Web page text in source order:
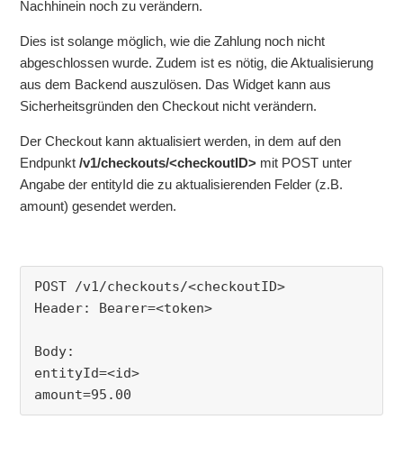
Testmethoden?
Fehler: ApplePay ist nicht verfügbar in <App-Name>
Kann ich den Checkout noch ändern, nachdem ich ihn
Google Pay Registration Walkthrough
Nachhinein noch zu verändern.
Dies ist solange möglich, wie die Zahlung noch nicht
abgeschlossen wurde. Zudem ist es nötig, die Aktualisierung
aus dem Backend auszulösen. Das Widget kann aus
Sicherheitsgründen den Checkout nicht verändern.
Der Checkout kann aktualisiert werden, in dem auf den
Endpunkt/v1/checkouts/<checkoutID> mit POST unter
Angabe der entityId die zu aktualisierenden Felder (z.B.
amount) gesendet werden.
POST /v1/checkouts/<checkoutID>
Header: Bearer=<token>
Body:
entityId=<id>
amount=95.00